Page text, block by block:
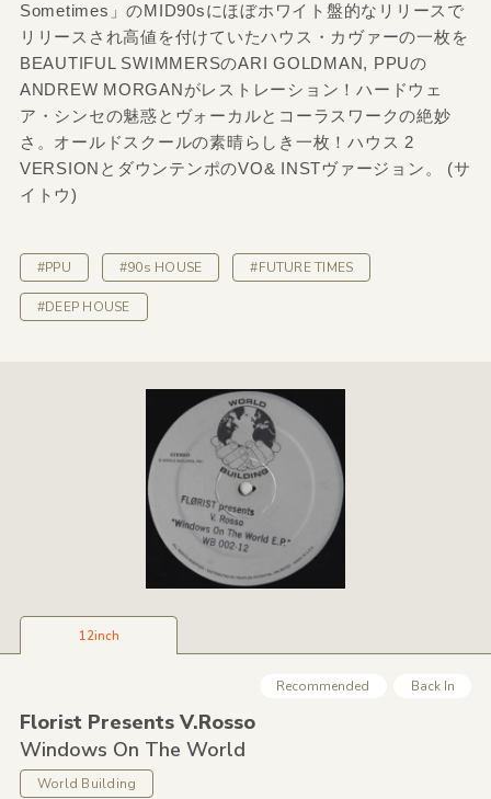
Sometimes」のMID90sにほぼホワイト盤的なリリースで
リリースされ高値を付けていたハウス・カヴァーの一枚を
BEAUTIFUL SWIMMERSのARI GOLDMAN, PPUの
ANDREW MORGANがレストレーション！ハードウェ
ア・シンセの魅惑とヴォーカルとコーラスワークの絶妙
さ。オールドスクールの素晴らしき一枚！ハウス 2
VERSIONとダウンテンポのVO& INSTヴァージョン。 (サ
イトウ)
#PPU #90s HOUSE #FUTURE TIMES
#DEEP HOUSE
12inch
Recommended Back In
Florist Presents V.Rosso
Windows On The World
World Building